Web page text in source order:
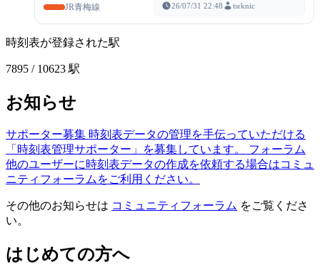
JR青梅線 26/07/31 22:48 tsrknic
時刻表が登録された駅
7895 / 10623 駅
お知らせ
サポーター募集 時刻表データの管理を手伝っていただける
「時刻表管理サポーター」を募集しています。
フォーラム
他のユーザーに時刻表データの作成を依頼する場合はコミュ
ニティフォーラムをご利用ください。
その他のお知らせは コミュニティフォーラム をご覧くださ
い。
はじめての方へ